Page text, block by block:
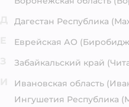
Дагестан Республика
Еврейская АО
Забайкальский край
Ивановская область
Ингушетия Республика